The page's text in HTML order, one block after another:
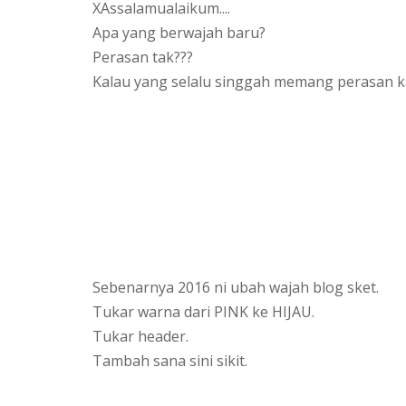
XAssalamualaikum....
Apa yang berwajah baru?
Perasan tak???
Kalau yang selalu singgah memang perasan
Sebenarnya 2016 ni ubah wajah blog sket.
Tukar warna dari PINK ke HIJAU.
Tukar header.
Tambah sana sini sikit.